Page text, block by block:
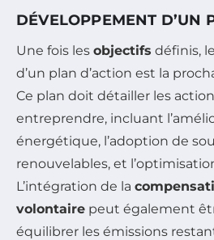
DÉVELOPPEMENT D’UN
Une fois les objectifs définis,
d’un plan d’action est la
Ce plan doit détailler les
entreprendre, incluant
énergétique, l’adoption de
renouvelables, et
L’intégration de la
volontaire peut également
équilibrer les émissions